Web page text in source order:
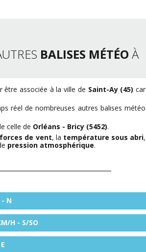
BALISES MÉTÉO À
associée à la ville de Saint-Ay (45) car
réel de nombreuses autres balises météo
celle de Orléans - Bricy (5452).
de vent, la température sous abri,
pression atmosphérique.
N
H - S/SO